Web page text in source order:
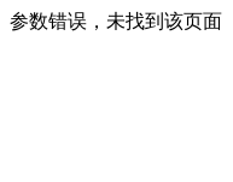
参数错误，未找到该页面